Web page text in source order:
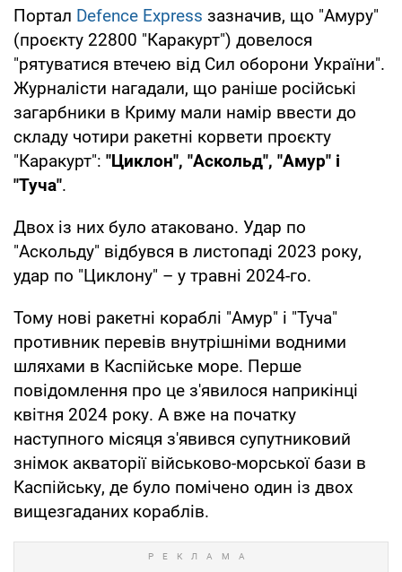
Портал Defence Express зазначив, що "Амуру"
(проєкту 22800 "Каракурт") довелося
"рятуватися втечею від Сил оборони України".
Журналісти нагадали, що раніше російські
загарбники в Криму мали намір ввести до
складу чотири ракетні корвети проєкту
"Каракурт": "Циклон", "Аскольд", "Амур" і
"Туча".
Двох із них було атаковано. Удар по
"Аскольду" відбувся в листопаді 2023 року,
удар по "Циклону" – у травні 2024-го.
Тому нові ракетні кораблі "Амур" і "Туча"
противник перевів внутрішніми водними
шляхами в Каспійське море. Перше
повідомлення про це з'явилося наприкінці
квітня 2024 року. А вже на початку
наступного місяця з'явився супутниковий
знімок акваторії військово-морської бази в
Каспійську, де було помічено один із двох
вищезгаданих кораблів.